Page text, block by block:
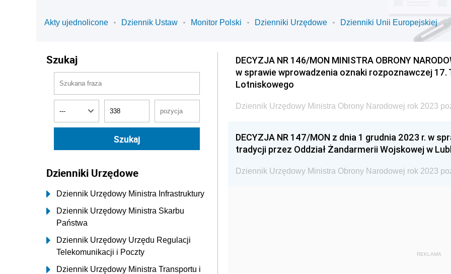
Akty ujednolicone Dziennik Ustaw Monitor Polski Dzienniki Urzędowe Dzienniki Unii Europejskiej
Szukaj
Dzienniki Urzędowe
Dziennik Urzędowy Ministra Infrastruktury
Dziennik Urzędowy Ministra Skarbu
Państwa
Dziennik Urzędowy Urzędu Regulacji
Telekomunikacji i Poczty
Dziennik Urzędowy Ministra Transportu i
DECYZJA NR 146/MON MINISTRA OBRONY
w sprawie wprowadzenia oznaki rozpoznawczej 17.
Lotniskowego
Dziennik Urzędowy Ministra Obrony Narodowej rok 2023
DECYZJA NR 147/MON z dnia 1 grudnia 2023 r. w
tradycji przez Oddział Żandarmerii Wojskowej w
Dziennik Urzędowy Ministra Obrony Narodowej rok 2023
REKLAMA